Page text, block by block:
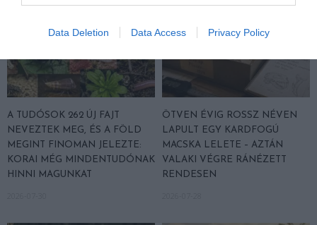
Data Deletion Data Access Privacy Policy
A TUDÓSOK 262 ÚJ FAJT
NEVEZTEK MEG, ÉS A FÖLD
MEGINT FINOMAN JELEZTE:
KORAI MÉG MINDENTUDÓNAK
HINNI MAGUNKAT
ÖTVEN ÉVIG ROSSZ NÉVEN
LAPULT EGY KARDFOGÚ
MACSKA LELETE – AZTÁN
VALAKI VÉGRE RÁNÉZETT
RENDESEN